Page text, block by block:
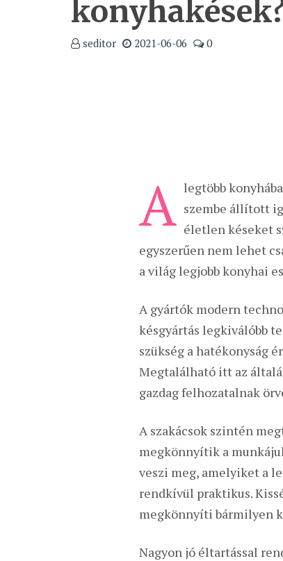
seditor 2021-06-06 0
A legtöbb
szembe állított
életlen késeket
egyszerűen nem lehet
a világ legjobb konyhai
A gyártók modern
késgyártás legkiválóbb
szükség a hatékonyság
Megtalálható itt az
gazdag felhozatalnak
A szakácsok szintén
megkönnyítik a
veszi meg, amelyiket a
rendkívül praktikus.
megkönnyíti bármilyen
Nagyon jó éltartással